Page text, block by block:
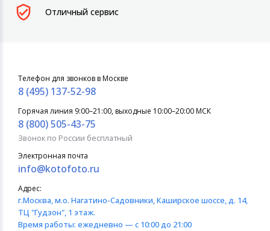
Отличный сервис
Телефон для звонков в Москве
8 (495) 137-52-98
Горячая линия 9:00–21:00, выходные 10:00–20:00 МСК
8 (800) 505-43-75
Звонок по России бесплатный
Электронная почта
info@kotofoto.ru
Адрес:
г.Москва, м.о. Нагатино-Садовники, Каширское шоссе, д. 14,
ТЦ "Гудзон", 1 этаж.
Время работы: ежедневно — с 10:00 до 21:00